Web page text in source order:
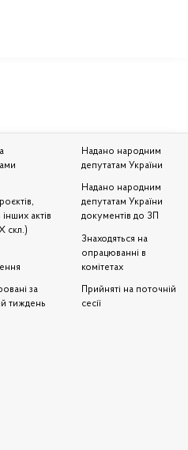
інших актів
скл.)
за
тиждень
Надано народним
депутатам України
Надано народним
депутатам України
документів до ЗП
Знаходяться на
опрацюванні в
комітетах
Прийняті на поточній
сесії